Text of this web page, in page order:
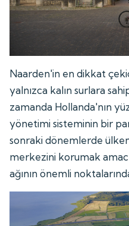
Naarden'in en dikkat
yalnızca kalın surlara
zamanda Hollanda'nın
yönetimi sisteminin bir
sonraki dönemlerde
merkezini korumak
ağının önemli